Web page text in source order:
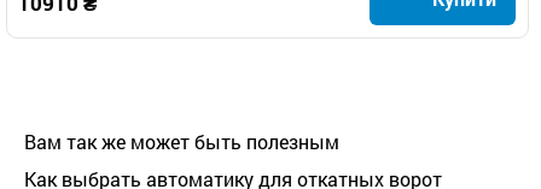
Вам так же может быть полезным
Как выбрать автоматику для откатных ворот